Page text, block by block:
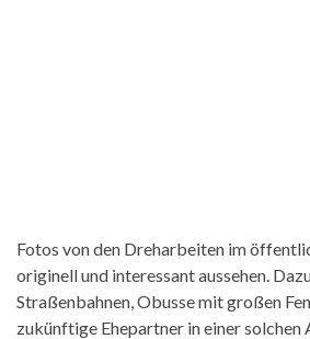
Fotos von den Dreharbeiten im
originell und interessant aussehen.
Straßenbahnen, Obusse mit großen
zukünftige Ehepartner in einer